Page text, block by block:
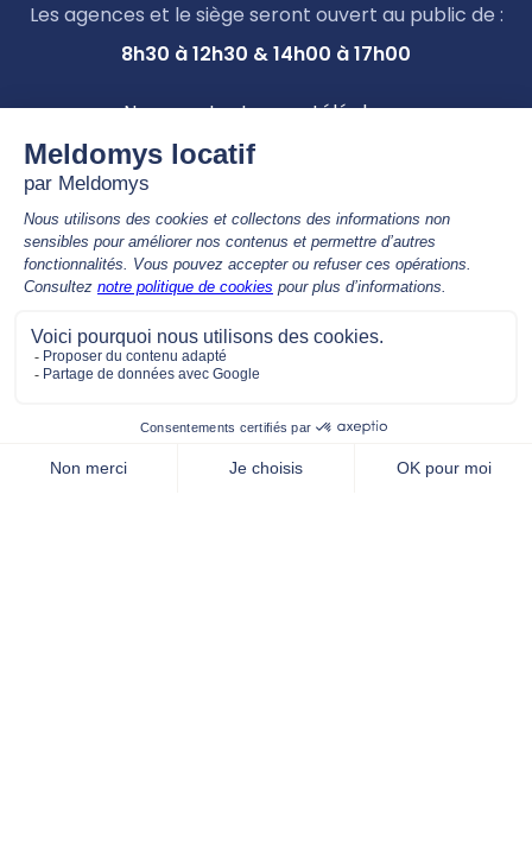
Les agences et le siège seront ouvert au public de :
8h30 à 12h30 & 14h00 à 17h00
Nous contacter par téléphone
02 41 81 68 00
APPEL GRATUIT, de 9h00 à 12h30 & 14h00 à 17h00
Nous contacter par mail